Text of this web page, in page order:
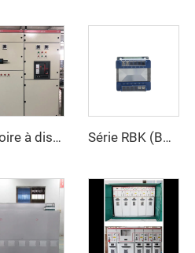
Armoire à disjoncteurs basse tension MNS à tiroirs Série RBK (BK) de transformateurs de contrôle